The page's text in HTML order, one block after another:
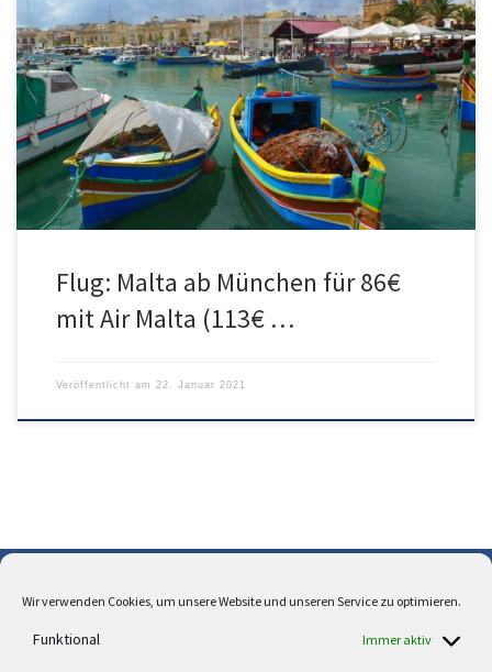
Wir verwenden Cookies, um unsere Website und unseren Service zu optimieren.
Funktional Immer aktiv
Bei Air Malta bekommt man momentan an günstige Nonstop
Tickets von München nach Malta. Termine gibt es bis Juli 2021. Der
Go Light Tarif beinhaltet kein Aufgabegepäck aber dennoch darf
man einen Handgepäckskoffer mit an Bord nehmen. Für einen
kurzen Malta-Trip könnte dieser ausreichen. Man sollte sich
trotzdem überlegen, je […]
Flug: Malta ab München für 86€
mit Air Malta (113€ …
Veröffentlicht am 22. Januar 2021
Über uns